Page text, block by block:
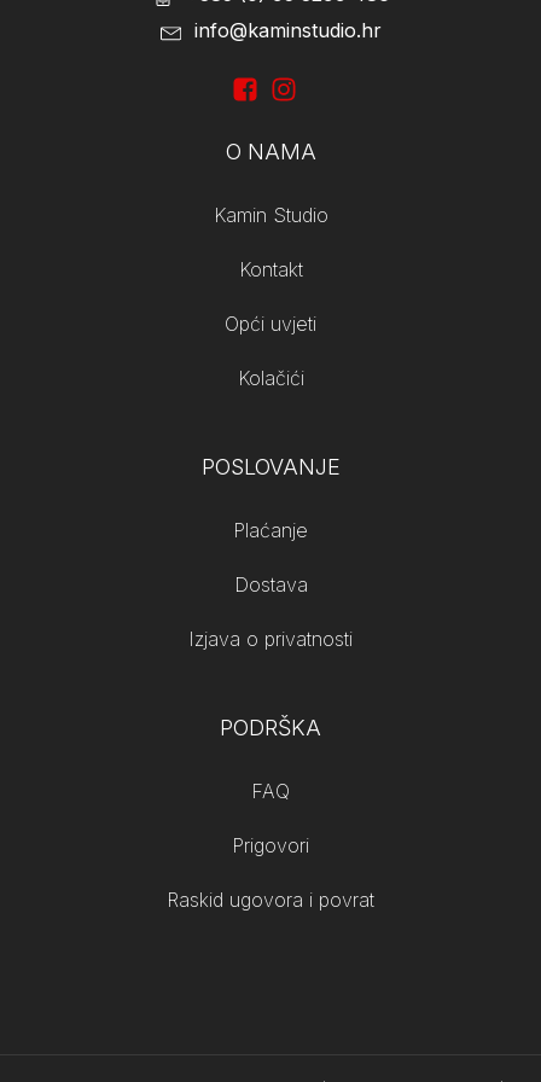
info@kaminstudio.hr
O NAMA
Kamin Studio
Kontakt
Opći uvjeti
Kolačići
POSLOVANJE
Plaćanje
Dostava
Izjava o privatnosti
PODRŠKA
FAQ
Prigovori
Raskid ugovora i povrat